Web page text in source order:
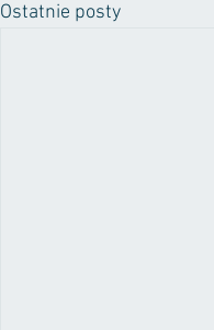
Ostatnie posty